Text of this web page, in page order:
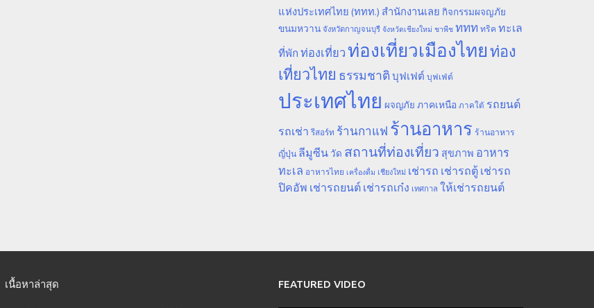
แห่งประเทศไทย (ททท.) สำนักงานเลย กิจกรรมผจญภัย
ขนมหวาน จังหวัดกาญจนบุรี จังหวัดเชียงใหม่ ชาพีช ททท ทริค ทะเล
ที่พัก ท่องเที่ยวท่องเที่ยวเมืองไทยท่อง
เที่ยวไทย ธรรมชาติ บุฟเฟต์ บุฟเฟ่ต์
ประเทศไทย ผจญภัย ภาคเหนือ ภาคใต้ รถยนต์
รถเช่า รีสอร์ท ร้านกาแฟ ร้านอาหาร ร้านอาหาร
ญี่ปุ่น ลีมูซีน วัด สถานที่ท่องเที่ยว สุขภาพ อาหาร
ทะเล อาหารไทย เครื่องดื่ม เชียงใหม่ เช่ารถ เช่ารถตู้ เช่ารถ
ปิคอัพ เช่ารถยนต์ เช่ารถเก๋ง เทศกาล ให้เช่ารถยนต์
เนื้อหาล่าสุด FEATURED VIDEO